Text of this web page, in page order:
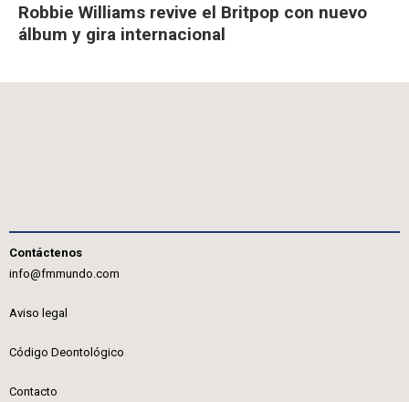
Robbie Williams revive el Britpop con nuevo
álbum y gira internacional
Contáctenos
info@fmmundo.com
Aviso legal
Código Deontológico
Contacto